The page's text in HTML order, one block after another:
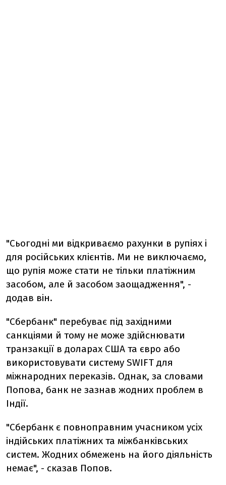
"Сьогодні ми відкриваємо рахунки в рупіях і
для російських клієнтів. Ми не виключаємо,
що рупія може стати не тільки платіжним
засобом, але й засобом заощадження", -
додав він.
"Сбербанк" перебуває під західними
санкціями й тому не може здійснювати
транзакції в доларах США та євро або
використовувати систему SWIFT для
міжнародних переказів. Однак, за словами
Попова, банк не зазнав жодних проблем в
Індії.
"Сбербанк є повноправним учасником усіх
індійських платіжних та міжбанківських
систем. Жодних обмежень на його діяльність
немає", - сказав Попов.